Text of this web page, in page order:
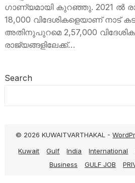
ഗാണ്യമായി കുറഞ്ഞു. 2021 ൽ
18,000 വിദേശികളെയാണ് നാട്
അതിനുപുറമെ 2,57,000
രാജ്യങ്ങളിലേക്ക്…
Search
© 2026 KUWAITVARTHAKAL -
Kuwait
Gulf India International
Business
GULF JOB